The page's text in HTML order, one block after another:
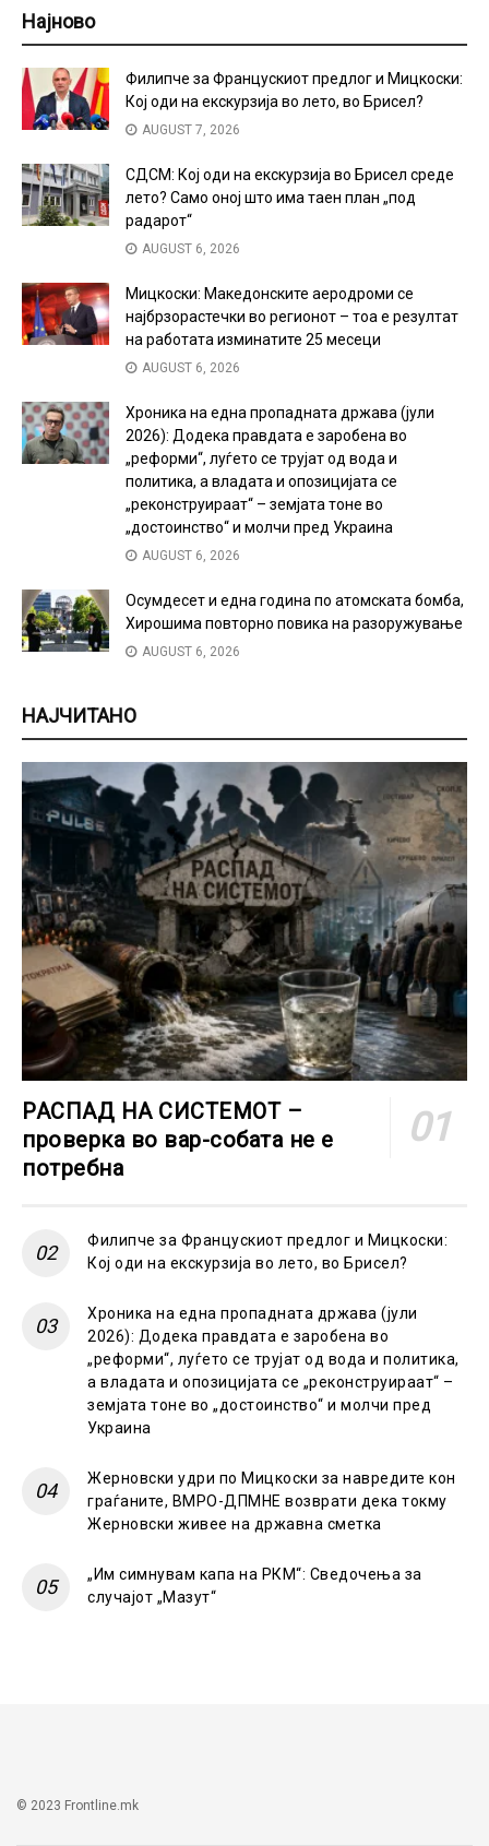
Најново
Филипче за Францускиот предлог и Мицкоски:
Кој оди на екскурзија во лето, во Брисел?
AUGUST 7, 2026
СДСМ: Кој оди на екскурзија во Брисел среде
лето? Само оној што има таен план „под
радарот“
AUGUST 6, 2026
Мицкоски: Македонските аеродроми се
најбрзорастечки во регионот – тоа е резултат
на работата изминатите 25 месеци
AUGUST 6, 2026
Хроника на една пропадната држава (јули
2026): Додека правдата е заробена во
„реформи“, луѓето се трујат од вода и
политика, а владата и опозицијата се
„реконструираат“ – земјата тоне во
„достоинство“ и молчи пред Украина
AUGUST 6, 2026
Осумдесет и една година по атомската бомба,
Хирошима повторно повика на разоружување
AUGUST 6, 2026
НАЈЧИТАНО
РАСПАД НА СИСТЕМОТ –
проверка во вар-собата не е
потребна
Филипче за Францускиот предлог и Мицкоски:
Кој оди на екскурзија во лето, во Брисел?
Хроника на една пропадната држава (јули
2026): Додека правдата е заробена во
„реформи“, луѓето се трујат од вода и политика,
а владата и опозицијата се „реконструираат“ –
земјата тоне во „достоинство“ и молчи пред
Украина
Жерновски удри по Мицкоски за навредите кон
граѓаните, ВМРО-ДПМНЕ возврати дека токму
Жерновски живее на државна сметка
„Им симнувам капа на РКМ“: Сведочења за
случајот „Мазут“
© 2023 Frontline.mk